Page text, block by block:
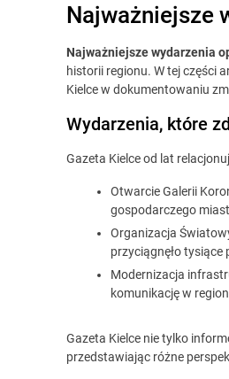
Najważniejsze
Najważniejsze wydarzenia
historii regionu. W tej części
Kielce w dokumentowaniu
Wydarzenia, które
Gazeta Kielce od lat
Otwarcie Galerii
gospodarczego
Organizacja
przyciągnęło tysiące
Modernizacja
komunikację w
Gazeta Kielce nie tylko
przedstawiając różne